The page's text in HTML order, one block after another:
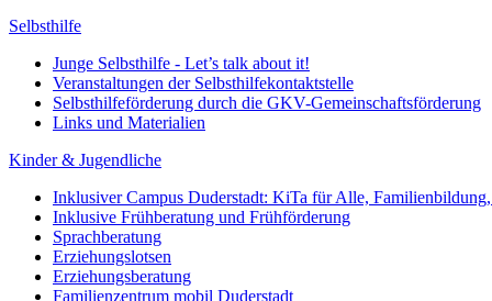
Selbsthilfe
Junge Selbsthilfe - Let’s talk about it!
Veranstaltungen der Selbsthilfekontaktstelle
Selbsthilfeförderung durch die GKV-Gemeinschaftsförderung
Links und Materialien
Kinder & Jugendliche
Inklusiver Campus Duderstadt: KiTa für Alle,
Inklusive Frühberatung und Frühförderung
Sprachberatung
Erziehungslotsen
Erziehungsberatung
Familienzentrum mobil Duderstadt